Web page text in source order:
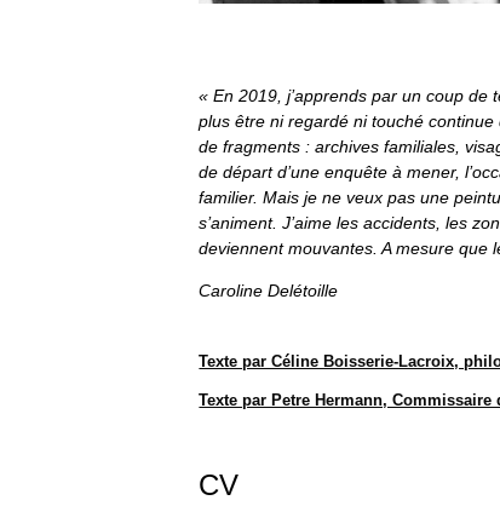
« En 2019, j’apprends par un coup
plus être ni regardé ni touché
de fragments : archives familiales,
de départ d’une enquête à mener,
familier. Mais je ne veux pas une
s’animent. J’aime les accidents, les
deviennent mouvantes. A mesure que
Caroline Delétoille
Texte par Céline Boisserie-Lacroix​,
Texte par Petre Hermann, Commissaire
CV